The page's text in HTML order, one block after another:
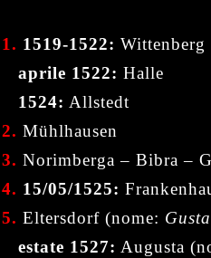
1. 1519-1522: Wittenberg
aprile 1522: Halle
1524: Allstedt
2. Mühlhausen
3. Norimberga – Bibra –
4. 15/05/1525:
5. Eltersdorf (nome:
estate 1527: Augusta